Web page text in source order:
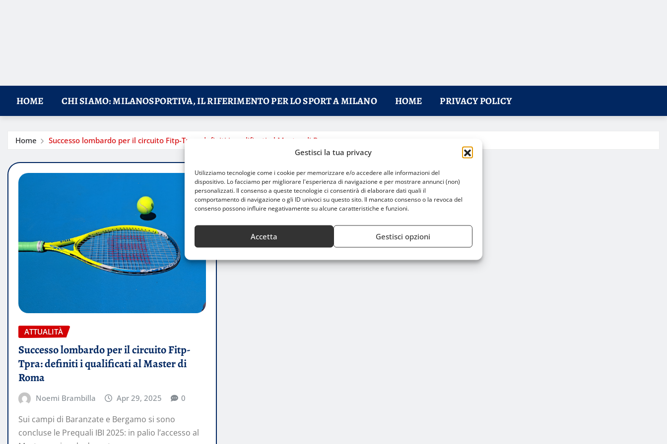
Gestisci la tua privacy
Utilizziamo tecnologie come i cookie per memorizzare e/o accedere alle informazioni del
dispositivo. Lo facciamo per migliorare l'esperienza di navigazione e per mostrare annunci (non)
personalizzati. Il consenso a queste tecnologie ci consentirà di elaborare dati quali il
comportamento di navigazione o gli ID univoci su questo sito. Il mancato consenso o la revoca del
consenso possono influire negativamente su alcune caratteristiche e funzioni.
Accetta Gestisci opzioni
HOME CHI SIAMO: MILANOSPORTIVA, IL RIFERIMENTO PER LO SPORT A MILANO HOME PRIVACY POLICY
Home Successo lombardo per il circuito Fitp-Tpra: definiti i qualificati al Master di Roma
ATTUALITÀ
Successo lombardo per il circuito Fitp-
Tpra: definiti i qualificati al Master di
Roma
Noemi Brambilla Apr 29, 2025 0
Sui campi di Baranzate e Bergamo si sono
concluse le Prequali IBI 2025: in palio l’accesso al